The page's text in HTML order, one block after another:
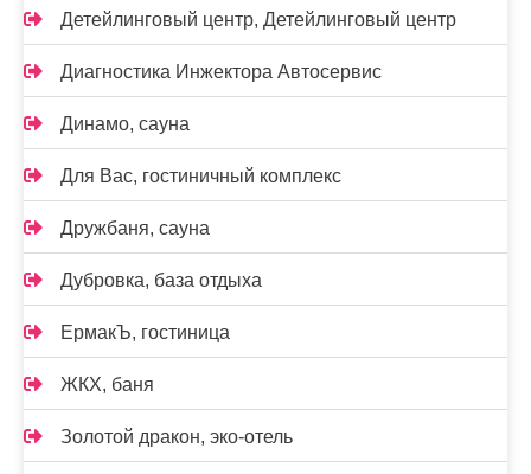
Детейлинговый центр, Детейлинговый центр
Диагностика Инжектора Автосервис
Динамо, сауна
Для Вас, гостиничный комплекс
Дружбаня, сауна
Дубровка, база отдыха
ЕрмакЪ, гостиница
ЖКХ, баня
Золотой дракон, эко-отель